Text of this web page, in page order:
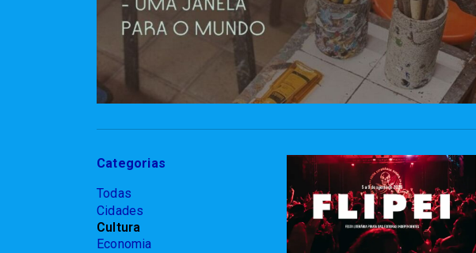
Categorias
Todas
Cidades
Cultura
Economia